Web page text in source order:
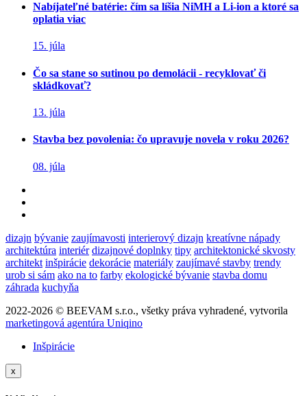
Nabíjateľné batérie: čím sa líšia NiMH a Li-ion a ktoré sa
oplatia viac
15. júla
Čo sa stane so sutinou po demolácii - recyklovať či
skládkovať?
13. júla
Stavba bez povolenia: čo upravuje novela v roku 2026?
08. júla
dizajn bývanie zaujímavosti interierový dizajn kreatívne nápady
architektúra interiér dizajnové doplnky tipy architektonické skvosty
architekt inšpirácie dekorácie materiály zaujímavé stavby trendy
urob si sám ako na to farby ekologické bývanie stavba domu
záhrada kuchyňa
2022-2026 © BEEVAM s.r.o., všetky práva vyhradené, vytvorila
marketingová agentúra Uniqino
Inšpirácie
x